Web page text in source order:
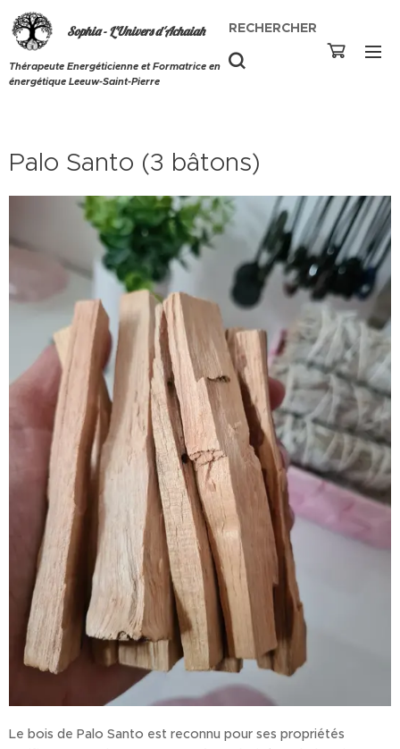
Sophia - L'Univers d'Achaiah
Thérapeute Energéticienne et Formatrice en
énergétique Leeuw-Saint-Pierre
RECHERCHER
Palo Santo (3 bâtons)
Le bois de Palo Santo est reconnu pour ses propriétés